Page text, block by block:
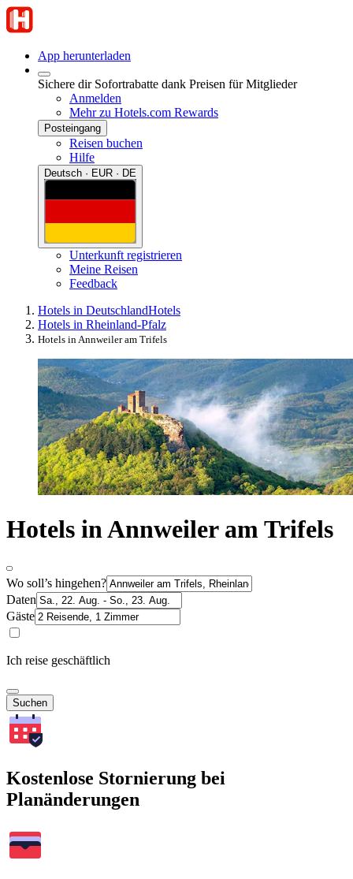
App herunterladen
Sichere dir Sofortrabatte dank Preisen für Mitglieder
Anmelden
Mehr zu Hotels.com Rewards
Posteingang
Reisen buchen
Hilfe
Deutsch · EUR · DE
Unterkunft registrieren
Meine Reisen
Feedback
Hotels in DeutschlandHotels
Hotels in Rheinland-Pfalz
Hotels in Annweiler am Trifels
Hotels in Annweiler am Trifels
Wo soll’s hingehen?
Daten
Gäste
Ich reise geschäftlich
Suchen
Kostenlose Stornierung bei
Planänderungen